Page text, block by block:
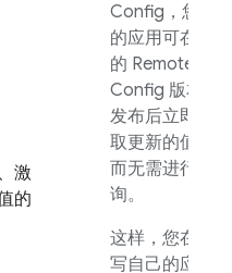
激
的
Config ，您
的应用可在新
的 Remote
Config 版本
发布后立即提
取更新的值，
而无需进行轮
询。
这样，您在编
写自己的应用